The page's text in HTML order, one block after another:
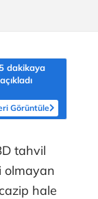
dakikaya
Görüntüle
tahvil
olmayan
hale